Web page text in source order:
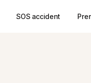
SOS accident